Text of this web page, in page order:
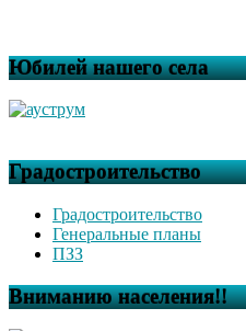
Юбилей нашего села
Градостроительство
Градостроительство
Генеральные планы
ПЗЗ
Вниманию населения!!